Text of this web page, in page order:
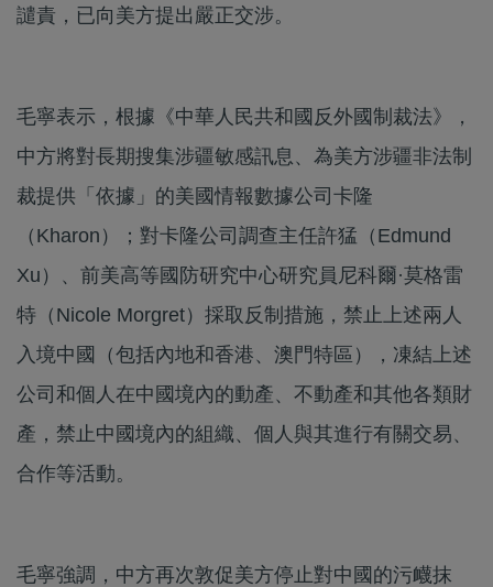
譴責，已向美方提出嚴正交涉。
毛寧表示，根據《中華人民共和國反外國制裁法》，
中方將對長期搜集涉疆敏感訊息、為美方涉疆非法制
裁提供「依據」的美國情報數據公司卡隆
（Kharon）；對卡隆公司調查主任許猛（Edmund
Xu）、前美高等國防研究中心研究員尼科爾·莫格雷
特（Nicole Morgret）採取反制措施，禁止上述兩人
入境中國（包括內地和香港、澳門特區），凍結上述
公司和個人在中國境內的動產、不動產和其他各類財
產，禁止中國境內的組織、個人與其進行有關交易、
合作等活動。
毛寧強調，中方再次敦促美方停止對中國的污衊抹